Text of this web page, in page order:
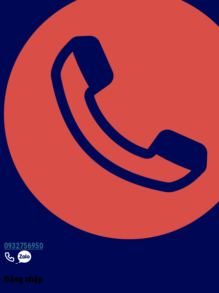
0932756950
Đăng nhập